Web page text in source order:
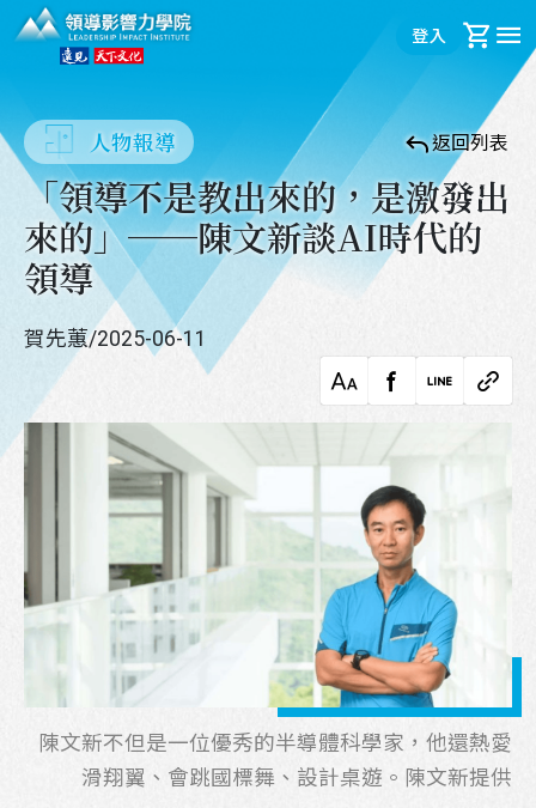
領導影響力學院
購
登入
人物報導
「領導不是教出來的，是激發出
來的」──陳文新談AI時代的
領導
賀先蕙/2025-06-11
字級調整facebook
LINE複製
返回列表
陳文新不但是一位優秀的半導體科學家，他還熱愛
滑翔翼、會跳國標舞、設計桌遊。陳文新提供